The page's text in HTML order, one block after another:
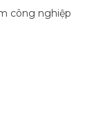
công nghiệp